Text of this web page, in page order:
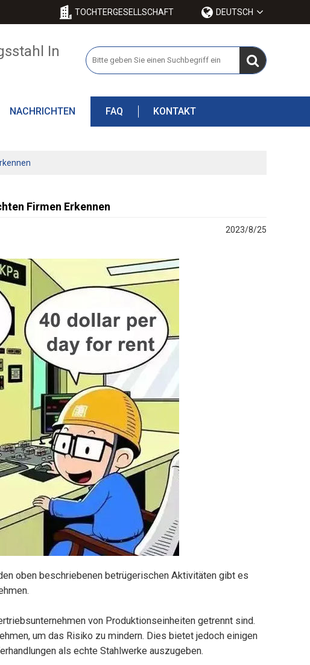
TOCHTERGESELLSCHAFT DEUTSCH
In
NACHRICHTEN FAQ KONTAKT
Firmen Erkennen
2023/8/25
oben beschriebenen betrügerischen Aktivitäten gibt es
von Produktionseinheiten getrennt sind.
um das Risiko zu mindern. Dies bietet jedoch einigen
als echte Stahlwerke auszugeben.